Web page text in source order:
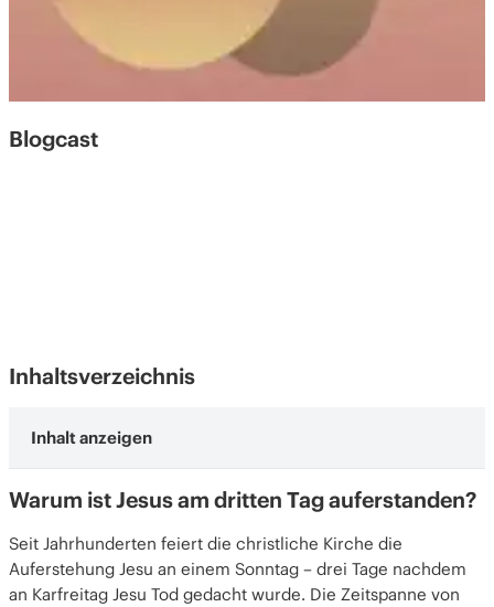
Blogcast
Inhaltsverzeichnis
Der dritte Tag ist wichtig
Das Muster des „dritten Tags“ in der
hebräischen Bibel
Die erste „Auferstehung“
Warum ist Jesus am dritten Tag auferstanden?
Seit Jahrhunderten feiert die christliche Kirche die
Auferstehung Jesu an einem Sonntag – drei Tage nachdem
an Karfreitag Jesu Tod gedacht wurde. Die Zeitspanne von